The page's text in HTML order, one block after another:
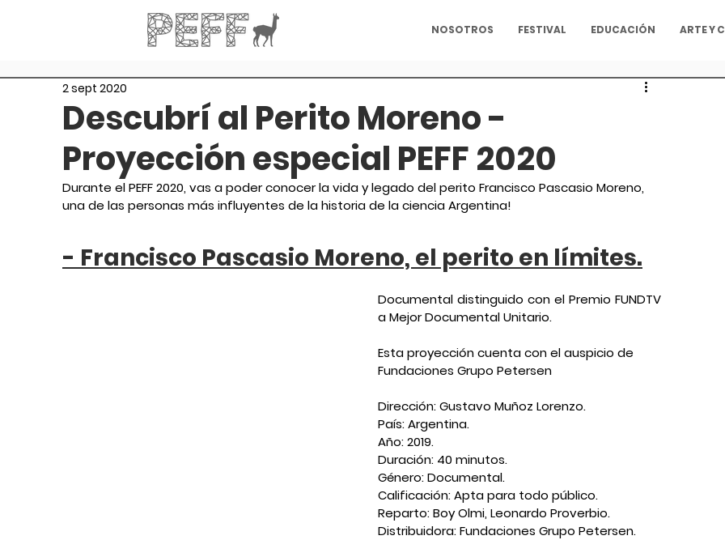
NOSOTROS FESTIVAL EDUCACIÓN ARTE Y
Descubrí al Perito Moreno -
Proyección especial PEFF 2020
2 sept 2020
Durante el PEFF 2020, vas a poder conocer la vida y legado del perito Francisco Pascasio Moreno,
una de las personas más influyentes de la historia de la ciencia Argentina!
- Francisco Pascasio Moreno, el perito en límites.
Documental distinguido con el Premio FUNDTV
a Mejor Documental Unitario.
Esta proyección cuenta con el auspicio de
Fundaciones Grupo Petersen
Dirección: Gustavo Muñoz Lorenzo.
País: Argentina.
Año: 2019.
Duración: 40 minutos.
Género: Documental.
Calificación: Apta para todo público.
Reparto: Boy Olmi, Leonardo Proverbio.
Distribuidora: Fundaciones Grupo Petersen.